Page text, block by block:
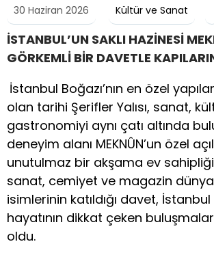
30 Haziran 2026 Kültür ve Sanat
İSTANBUL’UN SAKLI HAZİNESİ
GÖRKEMLİ BİR DAVETLE
İstanbul Boğazı’nın en özel
olan tarihi Şerifler Yalısı, sanat,
gastronomiyi aynı çatı altında
deneyim alanı MEKNÛN’un özel
unutulmaz bir akşama ev sahipliği
sanat, cemiyet ve magazin
isimlerinin katıldığı davet,
hayatının dikkat çeken
oldu.